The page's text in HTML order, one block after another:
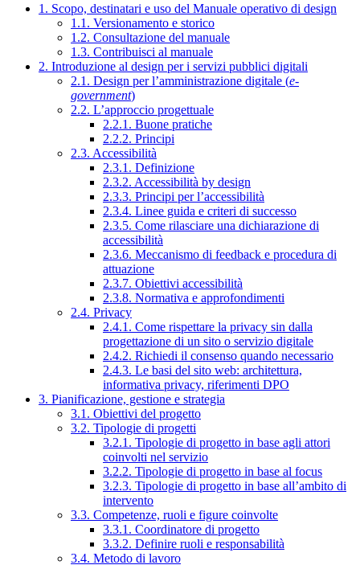
1. Scopo, destinatari e uso del Manuale operativo di design
1.1. Versionamento e storico
1.2. Consultazione del manuale
1.3. Contribuisci al manuale
2. Introduzione al design per i servizi pubblici digitali
2.1. Design per l’amministrazione digitale (e-
government)
2.2. L’approccio progettuale
2.2.1. Buone pratiche
2.2.2. Principi
2.3. Accessibilità
2.3.1. Definizione
2.3.2. Accessibilità by design
2.3.3. Principi per l’accessibilità
2.3.4. Linee guida e criteri di successo
2.3.5. Come rilasciare una dichiarazione di
accessibilità
2.3.6. Meccanismo di feedback e procedura di
attuazione
2.3.7. Obiettivi accessibilità
2.3.8. Normativa e approfondimenti
2.4. Privacy
2.4.1. Come rispettare la privacy sin dalla
progettazione di un sito o servizio digitale
2.4.2. Richiedi il consenso quando necessario
2.4.3. Le basi del sito web: architettura,
informativa privacy, riferimenti DPO
3. Pianificazione, gestione e strategia
3.1. Obiettivi del progetto
3.2. Tipologie di progetti
3.2.1. Tipologie di progetto in base agli attori
coinvolti nel servizio
3.2.2. Tipologie di progetto in base al focus
3.2.3. Tipologie di progetto in base all’ambito di
intervento
3.3. Competenze, ruoli e figure coinvolte
3.3.1. Coordinatore di progetto
3.3.2. Definire ruoli e responsabilità
3.4. Metodo di lavoro